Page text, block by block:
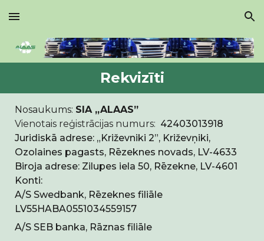
Skip to main content Skip to navigation
Rekvizīti
Nosaukums: SIA „ALAAS”
Vienotais reģistrācijas numurs: 42403013918
Juridiskā adrese: „Križevniki 2”, Križevņiki,
Ozolaines pagasts, Rēzeknes novads, LV-4633
Biroja adrese: Zilupes iela 50, Rēzekne, LV-4601
Konti:
A/S Swedbank, Rēzeknes filiāle
LV55HABA0551034559157
A/S SEB banka, Rāznas filiāle